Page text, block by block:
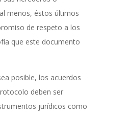
menos, éstos últimos
de respeto a los
que este documento
posible, los acuerdos
deben ser
jurídicos como